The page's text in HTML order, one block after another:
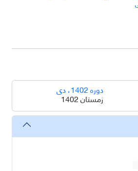
دوره 1402، دی
زمستان 1402